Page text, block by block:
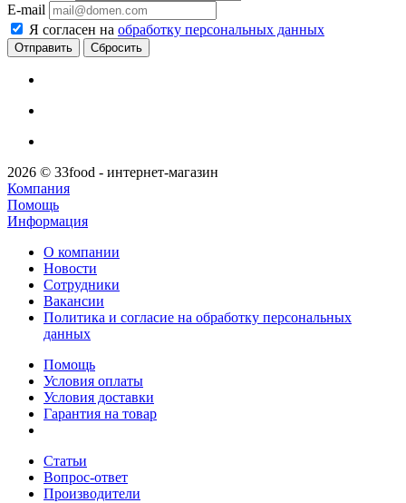
E-mail
Я согласен на обработку персональных данных
Сбросить
2026 © 33food - интернет-магазин
Компания
Помощь
Информация
О компании
Новости
Сотрудники
Вакансии
Политика и согласие на обработку персональных
данных
Помощь
Условия оплаты
Условия доставки
Гарантия на товар
Статьи
Вопрос-ответ
Производители